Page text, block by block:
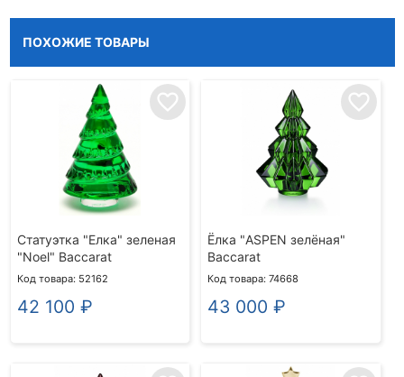
ПОХОЖИЕ ТОВАРЫ
favorite_border
Статуэтка "Елка" зеленая
"Noel" Baccarat
Код товара: 52162
42 100 ₽
favorite_border
Ёлка "ASPEN зелёная"
Baccarat
Код товара: 74668
43 000 ₽